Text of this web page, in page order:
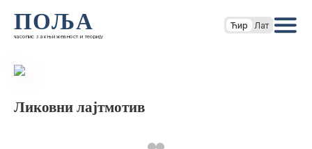
ПОЉА
часопис за књижевност и теорију
Ћир Лат
Ликовни лајтмотив